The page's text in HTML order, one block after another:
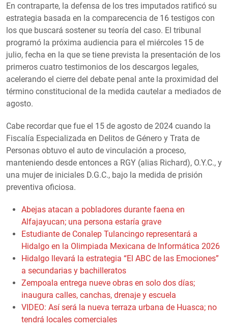
En contraparte, la defensa de los tres imputados ratificó su
estrategia basada en la comparecencia de 16 testigos con
los que buscará sostener su teoría del caso. El tribunal
programó la próxima audiencia para el miércoles 15 de
julio, fecha en la que se tiene prevista la presentación de los
primeros cuatro testimonios de los descargos legales,
acelerando el cierre del debate penal ante la proximidad del
término constitucional de la medida cautelar a mediados de
agosto.
Cabe recordar que fue el 15 de agosto de 2024 cuando la
Fiscalía Especializada en Delitos de Género y Trata de
Personas obtuvo el auto de vinculación a proceso,
manteniendo desde entonces a RGY (alias Richard), O.Y.C., y
una mujer de iniciales D.G.C., bajo la medida de prisión
preventiva oficiosa.
Abejas atacan a pobladores durante faena en
Alfajayucan; una persona estaría grave
Estudiante de Conalep Tulancingo representará a
Hidalgo en la Olimpiada Mexicana de Informática 2026
Hidalgo llevará la estrategia “El ABC de las Emociones”
a secundarias y bachilleratos
Zempoala entrega nueve obras en solo dos días;
inaugura calles, canchas, drenaje y escuela
VIDEO: Así será la nueva terraza urbana de Huasca; no
tendrá locales comerciales